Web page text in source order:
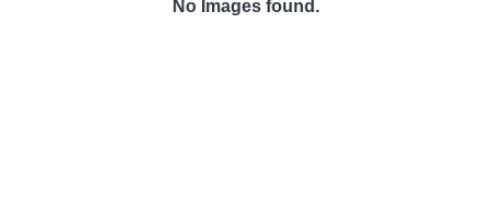
No Images found.